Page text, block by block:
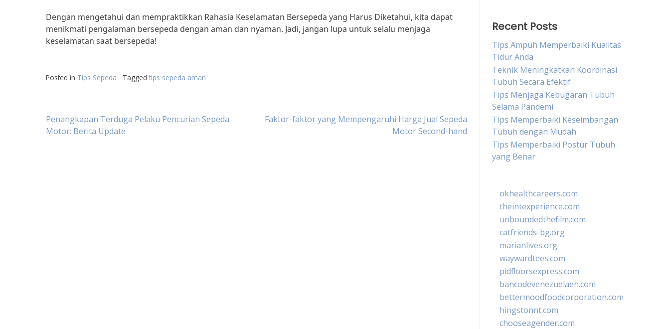
Dengan mengetahui dan mempraktikkan Rahasia Keselamatan Bersepeda yang Harus Diketahui, kita dapat
menikmati pengalaman bersepeda dengan aman dan nyaman. Jadi, jangan lupa untuk selalu menjaga
keselamatan saat bersepeda!
Posted in Tips Sepeda Tagged tips sepeda aman
Post
Penangkapan Terduga Pelaku Pencurian Sepeda
Motor: Berita Update
Faktor-faktor yang Mempengaruhi Harga Jual Sepeda
Motor Second-hand
Recent Posts
Tips Ampuh Memperbaiki Kualitas
Tidur Anda
Teknik Meningkatkan Koordinasi
Tubuh Secara Efektif
Tips Menjaga Kebugaran Tubuh
Selama Pandemi
Tips Memperbaiki Keseimbangan
Tubuh dengan Mudah
Tips Memperbaiki Postur Tubuh
yang Benar
okhealthcareers.com
theintexperience.com
unboundedthefilm.com
catfriends-bg.org
marianlives.org
waywardtees.com
pidfloorsexpress.com
bancodevenezuelaen.com
bettermoodfoodcorporation.com
hingstonnt.com
chooseagender.com